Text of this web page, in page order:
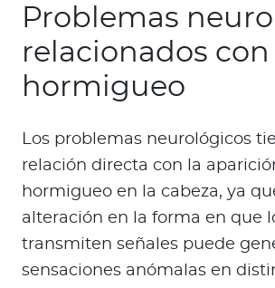
Problemas
relacionados con
hormigueo
Los problemas neurológicos
relación directa con la
hormigueo en la cabeza, ya
alteración en la forma en que
transmiten señales puede
sensaciones anómalas en